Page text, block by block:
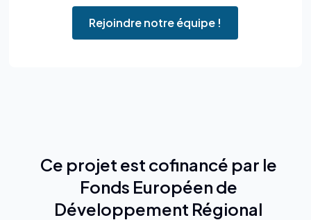
Rejoindre notre équipe !
Ce projet est cofinancé par le
Fonds Européen de
Développement Régional